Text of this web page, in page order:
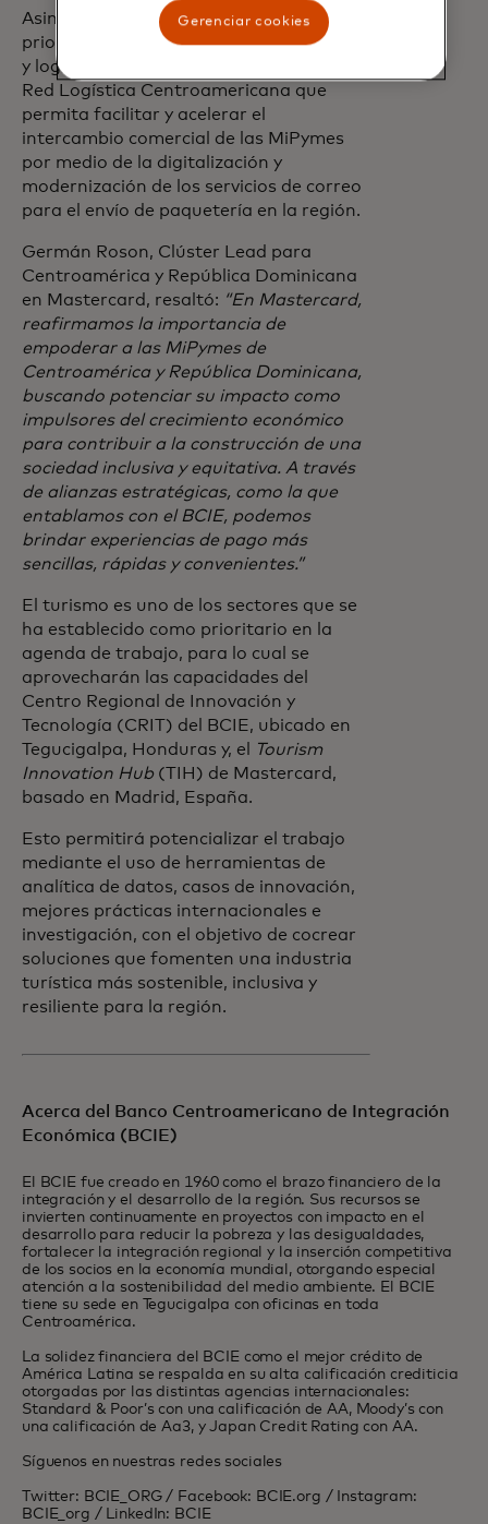
Asimismo, otro sector definido como
prioritario es el del comercio electrónico
y logístico, con el objetivo de crear una
Red Logística Centroamericana que
permita facilitar y acelerar el
intercambio comercial de las MiPymes
por medio de la digitalización y
modernización de los servicios de correo
para el envío de paquetería en la región.
Germán Roson, Clúster Lead para
Centroamérica y República Dominicana
en Mastercard, resaltó: “En Mastercard,
reafirmamos la importancia de
empoderar a las MiPymes de
Centroamérica y República Dominicana,
buscando potenciar su impacto como
impulsores del crecimiento económico
para contribuir a la construcción de una
sociedad inclusiva y equitativa. A través
de alianzas estratégicas, como la que
entablamos con el BCIE, podemos
brindar experiencias de pago más
sencillas, rápidas y convenientes.”
El turismo es uno de los sectores que se
ha establecido como prioritario en la
agenda de trabajo, para lo cual se
aprovecharán las capacidades del
Centro Regional de Innovación y
Tecnología (CRIT) del BCIE, ubicado en
Tegucigalpa, Honduras y, el
Tourism
Innovation Hub (TIH) de Mastercard,
basado en Madrid, España.
Esto permitirá potencializar el trabajo
mediante el uso de herramientas de
analítica de datos, casos de innovación,
mejores prácticas internacionales e
investigación, con el objetivo de cocrear
soluciones que fomenten una industria
turística más sostenible, inclusiva y
resiliente para la región.
Acerca del Banco Centroamericano de Integración
Económica (BCIE)
El BCIE fue creado en 1960 como el brazo financiero de la
integración y el desarrollo de la región. Sus recursos se
invierten continuamente en proyectos con impacto en el
desarrollo para reducir la pobreza y las desigualdades,
fortalecer la integración regional y la inserción competitiva
de los socios en la economía mundial, otorgando especial
atención a la sostenibilidad del medio ambiente. El BCIE
tiene su sede en Tegucigalpa con oficinas en toda
Centroamérica.
La solidez financiera del BCIE como el mejor crédito de
América Latina se respalda en su alta calificación crediticia
otorgadas por las distintas agencias internacionales:
Standard & Poor’s con una calificación de AA, Moody’s con
una calificación de Aa3, y Japan Credit Rating con AA.
Síguenos en nuestras redes sociales
Twitter: BCIE_ORG / Facebook: BCIE.org / Instagram:
BCIE_org / LinkedIn: BCIE
Gerenciar cookies